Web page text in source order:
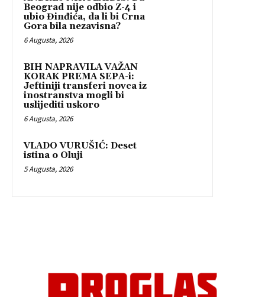
Beograd nije odbio Z-4 i
ubio Đinđića, da li bi Crna
Gora bila nezavisna?
6 Augusta, 2026
BIH NAPRAVILA VAŽAN
KORAK PREMA SEPA-i:
Jeftiniji transferi novca iz
inostranstva mogli bi
uslijediti uskoro
6 Augusta, 2026
VLADO VURUŠIĆ: Deset
istina o Oluji
5 Augusta, 2026